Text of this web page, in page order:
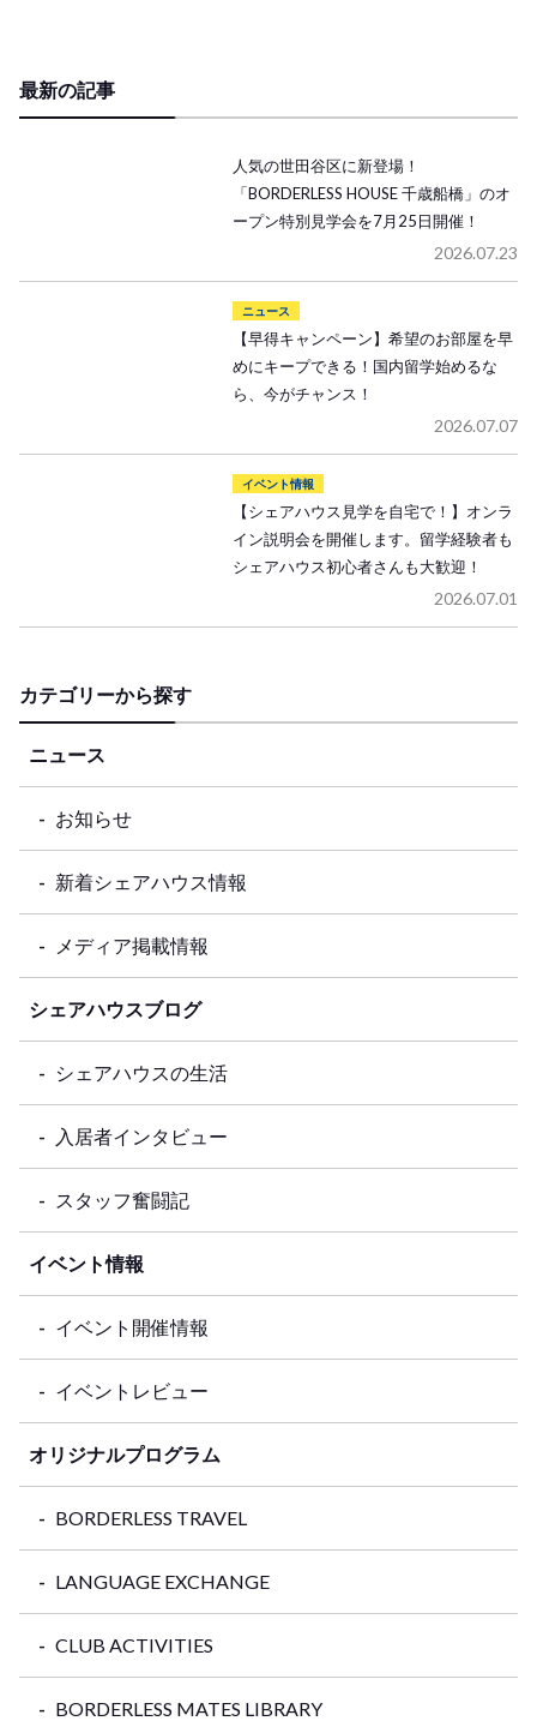
最新の記事
人気の世田谷区に新登場！
「BORDERLESS HOUSE 千歳船橋」のオ
ープン特別見学会を7月25日開催！
2026.07.23
ニュース
【早得キャンペーン】希望のお部屋を早
めにキープできる！国内留学始めるな
ら、今がチャンス！
2026.07.07
イベント情報
【シェアハウス見学を自宅で！】オンラ
イン説明会を開催します。留学経験者も
シェアハウス初心者さんも大歓迎！
2026.07.01
カテゴリーから探す
ニュース
お知らせ
新着シェアハウス情報
メディア掲載情報
シェアハウスブログ
シェアハウスの生活
入居者インタビュー
スタッフ奮闘記
イベント情報
イベント開催情報
イベントレビュー
オリジナルプログラム
BORDERLESS TRAVEL
LANGUAGE EXCHANGE
CLUB ACTIVITIES
BORDERLESS MATES LIBRARY